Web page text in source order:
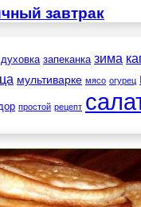
завтрак
духовка запеканка зима
мультиварке мясо огурец
простой рецепт